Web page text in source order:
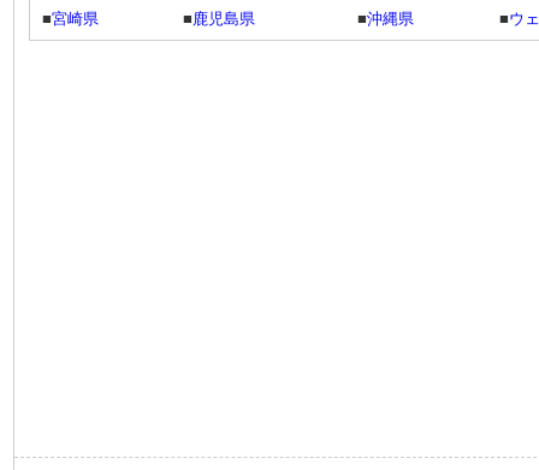
■宮崎県 ■鹿児島県 ■沖縄県 ■ウ